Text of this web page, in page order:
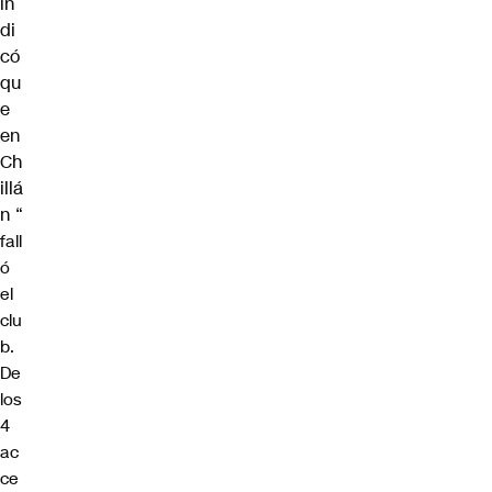
di
có
qu
e
en
Ch
illá
n “
fall
ó
el
clu
b.
De
los
4
ac
ce